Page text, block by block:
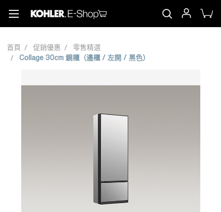
首頁 促銷優惠
零售精選
Collage 30cm 鏡櫃（邊櫃 / 左開 / 黑色）